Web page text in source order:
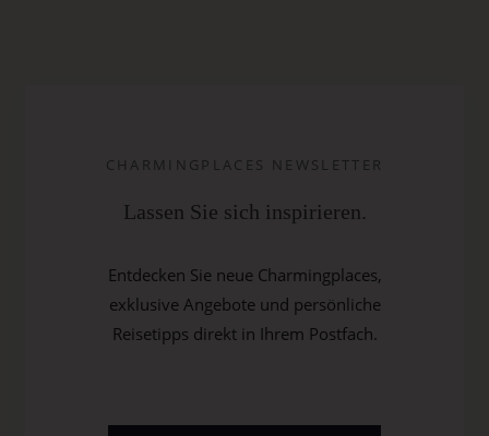
CHARMINGPLACES NEWSLETTER
Lassen Sie sich inspirieren.
Entdecken Sie neue Charmingplaces,
exklusive Angebote und persönliche
Reisetipps direkt in Ihrem Postfach.